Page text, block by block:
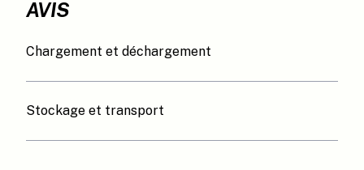
AVIS
Chargement et déchargement
Stockage et transport